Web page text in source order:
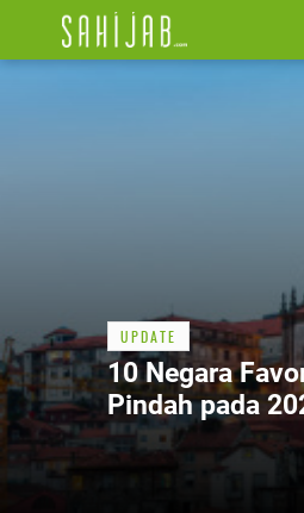
UPDATE
10 Negara
Pindah pada
Destinasi Terbaik